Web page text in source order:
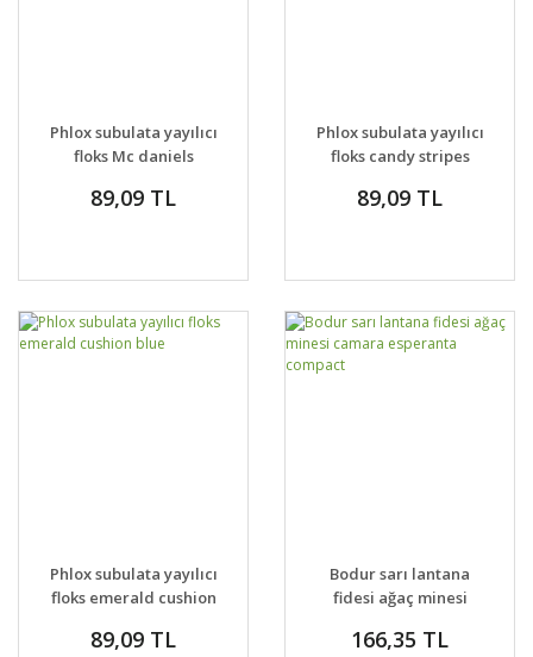
Phlox subulata yayılıcı
floks Mc daniels
89,09 TL
Phlox subulata yayılıcı
floks candy stripes
89,09 TL
Phlox subulata yayılıcı
floks emerald cushion
89,09 TL
Bodur sarı lantana
fidesi ağaç minesi
compact
166,35 TL